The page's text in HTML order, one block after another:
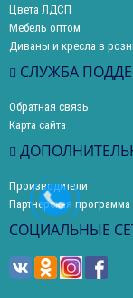
Цвета ЛДСП
Мебель оптом
Диваны и кресла в
СЛУЖБА
Обратная связь
Карта сайта
Производители
Партнерская программа
СОЦИАЛЬНЫЕ